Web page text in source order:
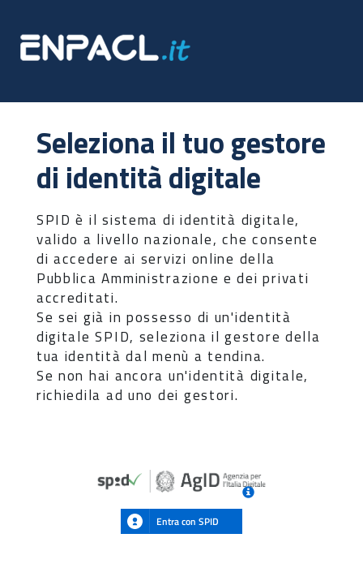
Seleziona il tuo gestore
di identità digitale
SPID è il sistema di identità digitale,
valido a livello nazionale, che consente
di accedere ai servizi online della
Pubblica Amministrazione e dei privati
accreditati.
Se sei già in possesso di un'identità
digitale SPID, seleziona il gestore della
tua identità dal menù a tendina.
Se non hai ancora un'identità digitale,
richiedila ad uno dei gestori.
Entra con SPID